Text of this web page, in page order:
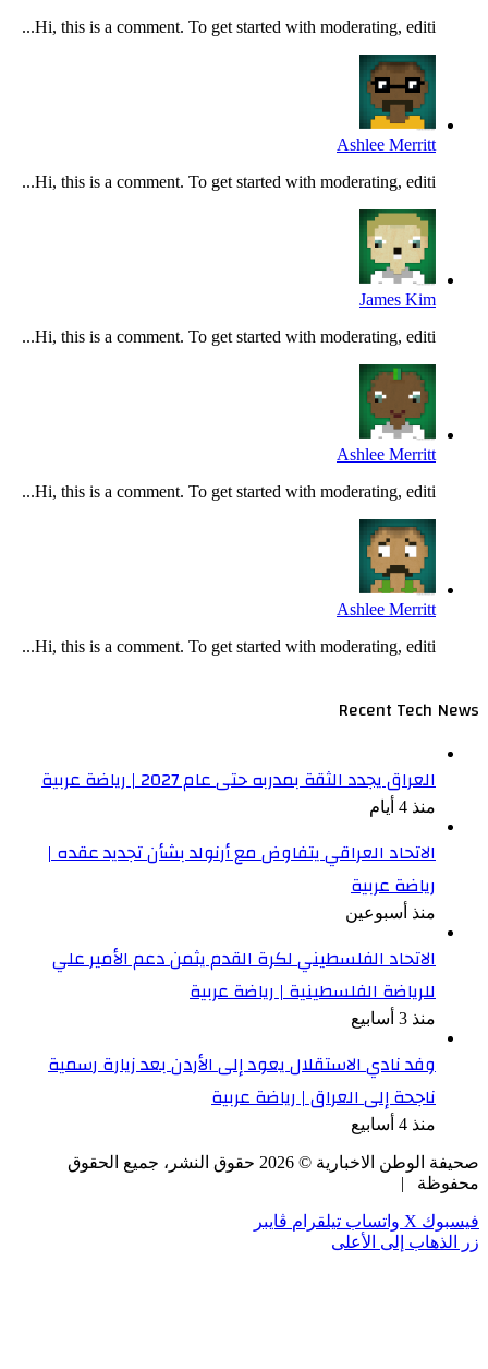
Hi, this is a comment. To get started with moderating, editi...
Ashlee Merritt
Hi, this is a comment. To get started with moderating, editi...
James Kim
Hi, this is a comment. To get started with moderating, editi...
Ashlee Merritt
Hi, this is a comment. To get started with moderating, editi...
Ashlee Merritt
Hi, this is a comment. To get started with moderating, editi...
Recent Tech News
العراق يجدد الثقة بمدربه حتى عام 2027 | رياضة عربية
منذ 4 أيام
الاتحاد العراقي يتفاوض مع أرنولد بشأن تجديد عقده |
رياضة عربية
منذ أسبوعين
الاتحاد الفلسطيني لكرة القدم يثمن دعم الأمير علي
للرياضة الفلسطينية | رياضة عربية
منذ 3 أسابيع
وفد نادي الاستقلال يعود إلى الأردن بعد زيارة رسمية
ناجحة إلى العراق | رياضة عربية
منذ 4 أسابيع
صحيفة الوطن الاخبارية © 2026 حقوق النشر، جميع الحقوق
محفوظة |
فيسبوك ‫X واتساب تيلقرام ڤايبر
زر الذهاب إلى الأعلى